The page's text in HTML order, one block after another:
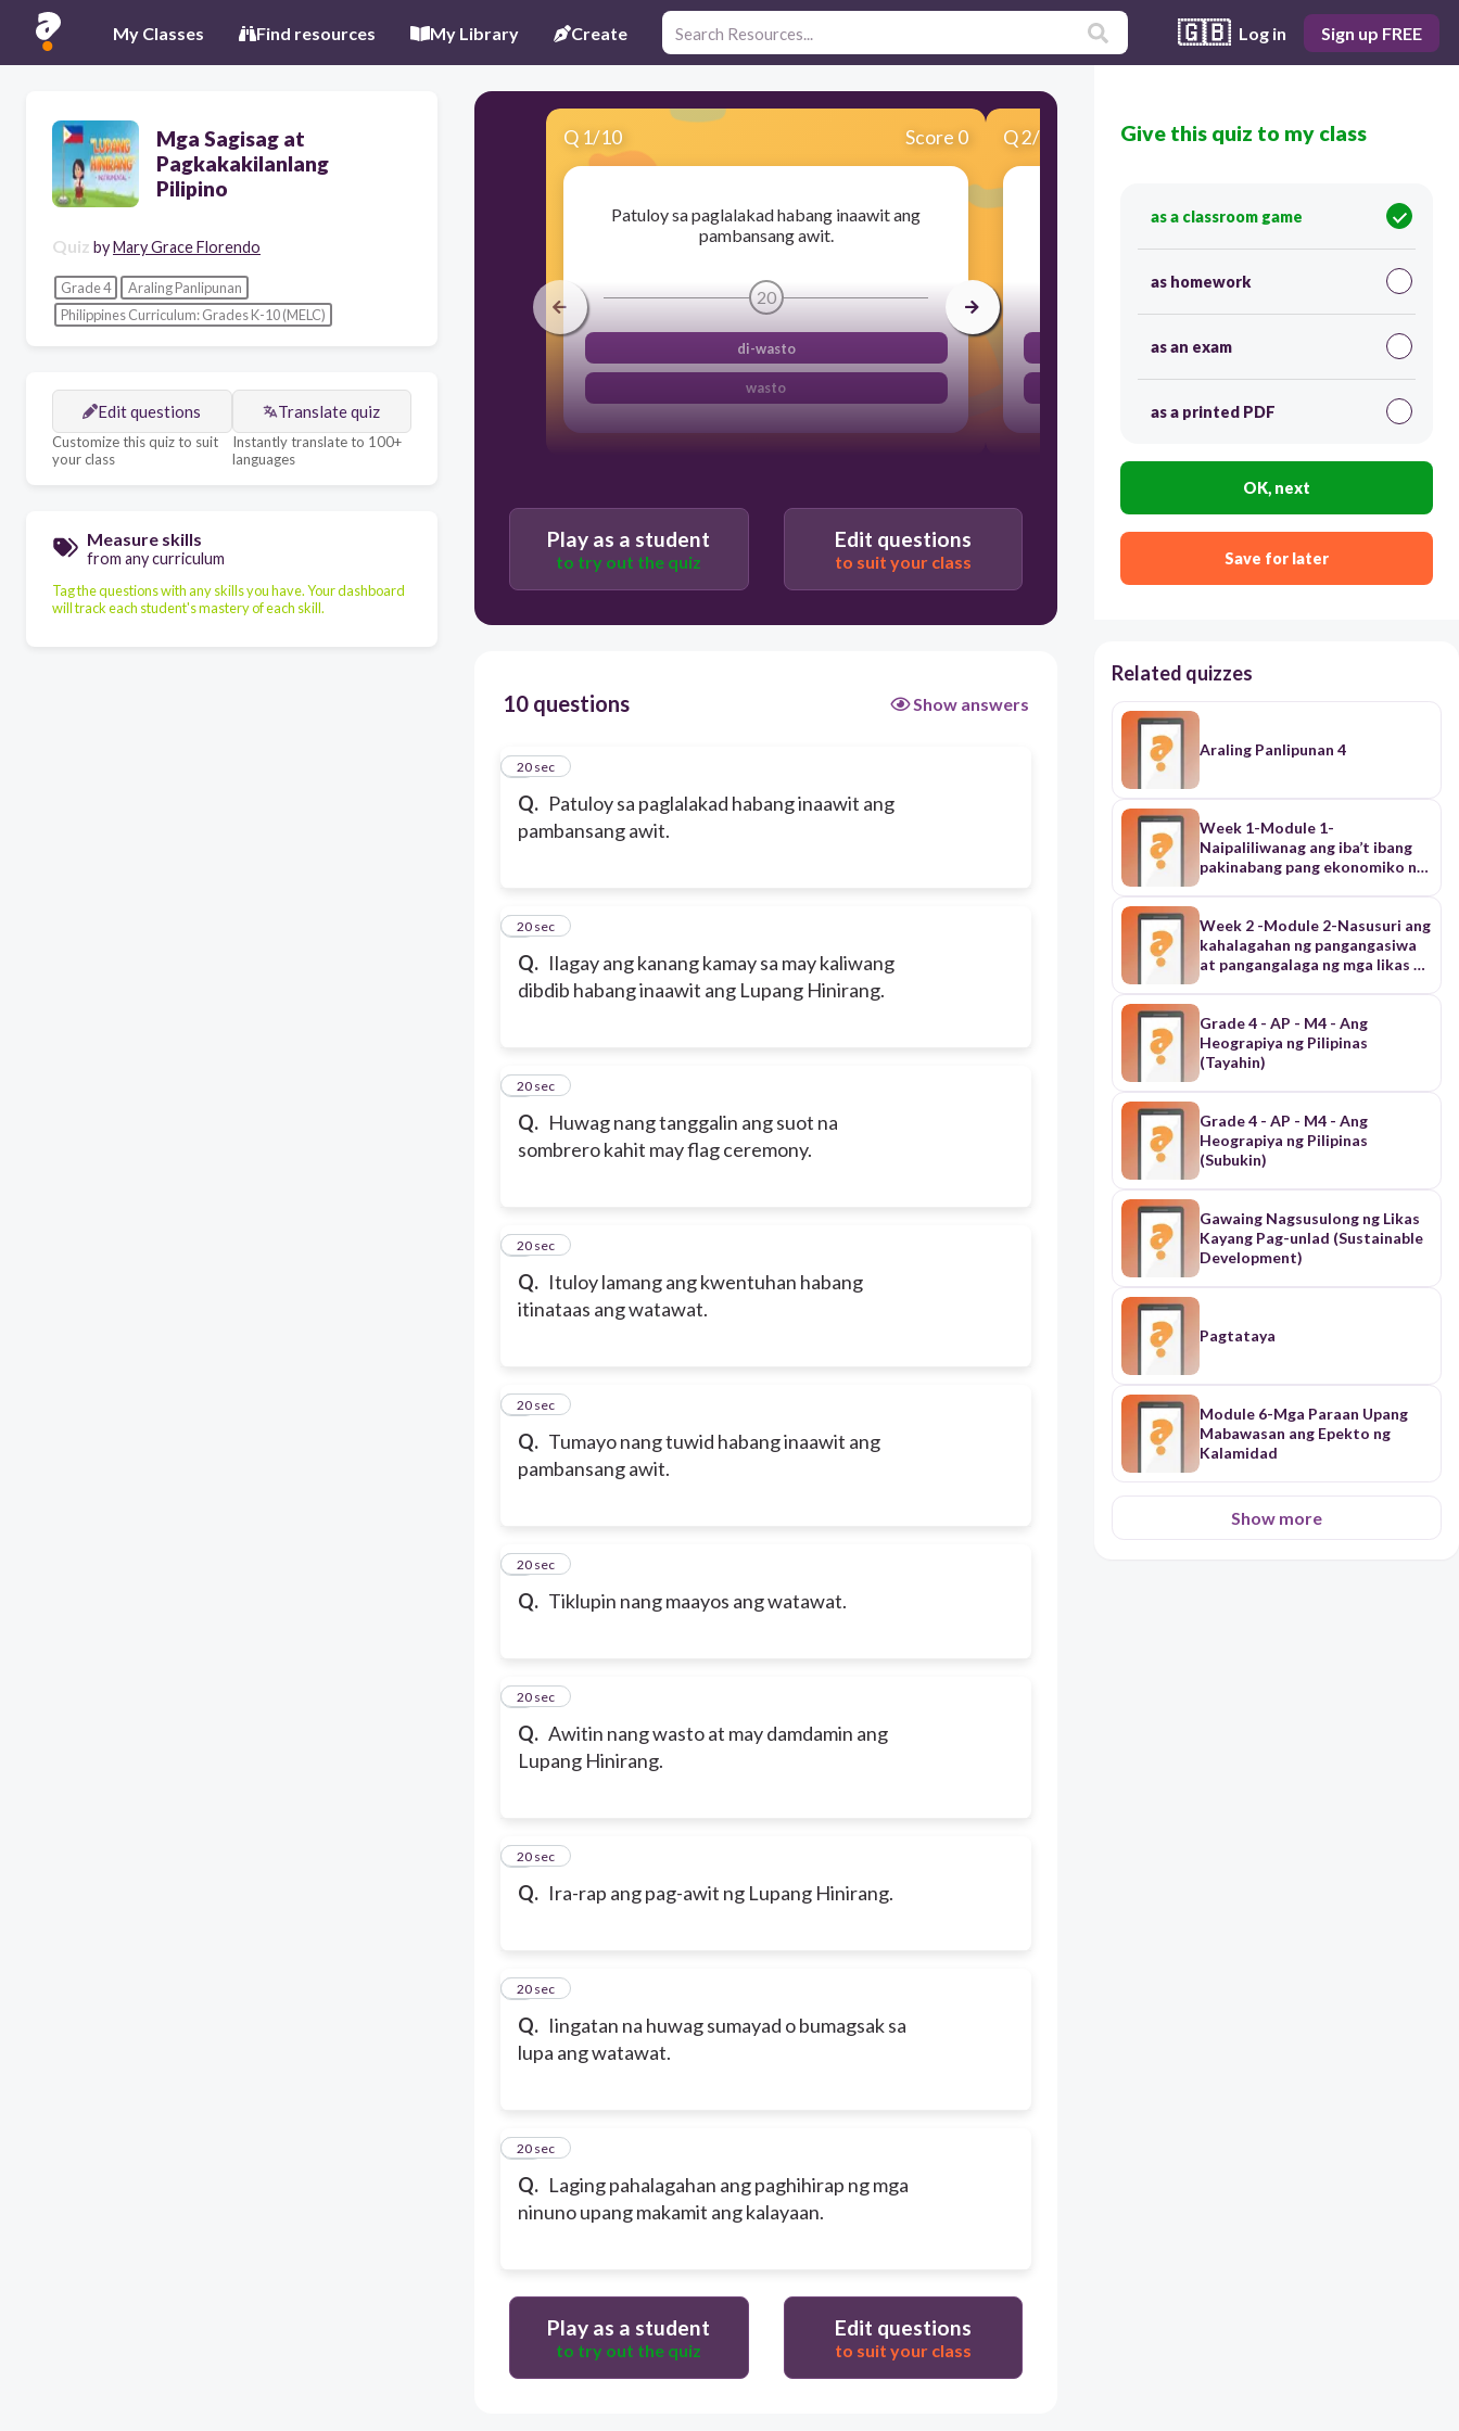
My Classes Find resources My Library Create 🇬🇧 Log in Sign up FREE
Mga Sagisag at
Pagkakakilanlang
Pilipino
Quiz byMary Grace Florendo
Grade 4
Araling Panlipunan
Philippines Curriculum: Grades K-10 (MELC)
Edit questions
Customize this quiz to suit
your class
Translate quiz
Instantly translate to 100+
languages
Measure skills
from any curriculum
Tag the questions with any skills you have. Your dashboard
will track each student's mastery of each skill.
Q 1/10 Score 0
Patuloy sa paglalakad habang inaawit ang
pambansang awit.
20
di-wasto
wasto
Q2/10 Score 0
Ilagay ang kanang kamay sa may kaliwang
wasto
Play as a student
to try out the quiz
Edit questions
to suit your class
10 questions Show answers
Q. Patuloy sa paglalakad habang inaawit ang
pambansang awit.
1
20 sec
Q. Ilagay ang kanang kamay sa may kaliwang
dibdib habang inaawit ang Lupang Hinirang.
2
20 sec
Q. Huwag nang tanggalin ang suot na
sombrero kahit may flag ceremony.
3
20 sec
Q. Ituloy lamang ang kwentuhan habang
itinataas ang watawat.
4
20 sec
Q. Tumayo nang tuwid habang inaawit ang
pambansang awit.
5
20 sec
Q. Tiklupin nang maayos ang watawat.
6
20 sec
Q. Awitin nang wasto at may damdamin ang
Lupang Hinirang.
7
20 sec
Q. Ira-rap ang pag-awit ng Lupang Hinirang.
8
20 sec
Q. Iingatan na huwag sumayad o bumagsak sa
lupa ang watawat.
9
20 sec
Q. Laging pahalagahan ang paghihirap ng mga
ninuno upang makamit ang kalayaan.
10
20 sec
Play as a student
to try out the quiz
Edit questions
to suit your class
Give this quiz to my class
as a classroom game
as homework
as an exam
as a printed PDF
OK, next
Save for later
Related quizzes
Araling Panlipunan 4
Week 1-Module 1-
Naipaliliwanag ang iba’t ibang
pakinabang pang ekonomiko ng
mga likas na yaman ng bansa.
Week 2 -Module 2-Nasusuri ang
kahalagahan ng pangangasiwa
at pangangalaga ng mga likas na
yaman ng bansa.
Grade 4 - AP - M4 - Ang
Heograpiya ng Pilipinas
(Tayahin)
Grade 4 - AP - M4 - Ang
Heograpiya ng Pilipinas
(Subukin)
Gawaing Nagsusulong ng Likas
Kayang Pag-unlad (Sustainable
Development)
Pagtataya
Module 6-Mga Paraan Upang
Mabawasan ang Epekto ng
Kalamidad
Show more